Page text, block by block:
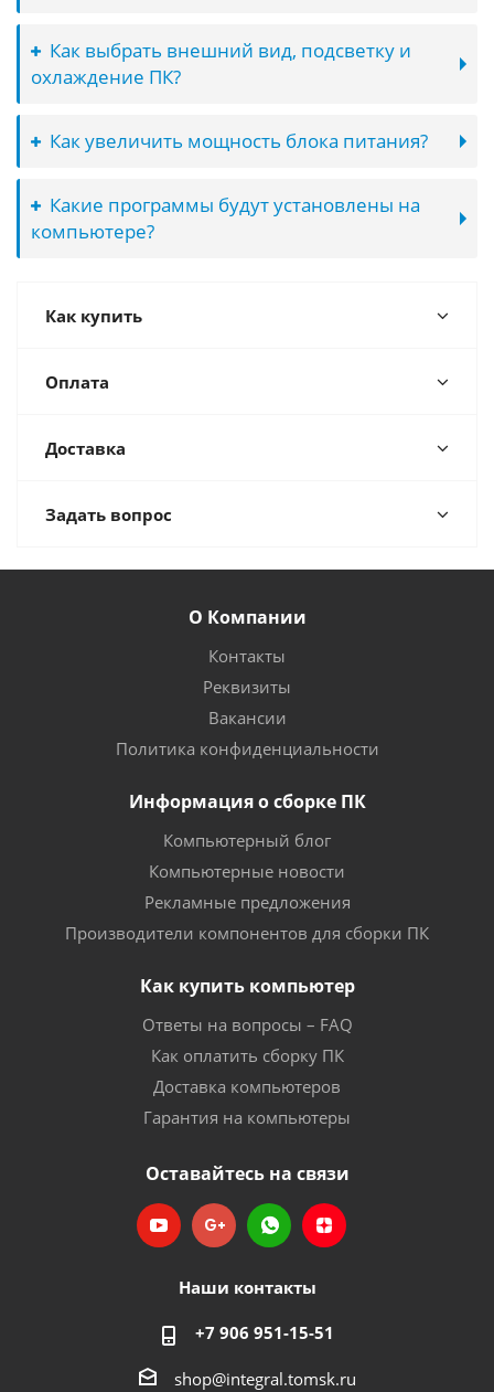
Как выбрать внешний вид, подсветку и
охлаждение ПК?
Как увеличить мощность блока питания?
Какие программы будут установлены на
компьютере?
Как купить
Оплата
Доставка
Задать вопрос
О Компании
Контакты
Реквизиты
Вакансии
Политика конфиденциальности
Информация о сборке ПК
Компьютерный блог
Компьютерные новости
Рекламные предложения
Производители компонентов для сборки ПК
Как купить компьютер
Ответы на вопросы – FAQ
Как оплатить сборку ПК
Доставка компьютеров
Гарантия на компьютеры
Оставайтесь на связи
Наши контакты
+7 906 951-15-51
shop@integral.tomsk.ru